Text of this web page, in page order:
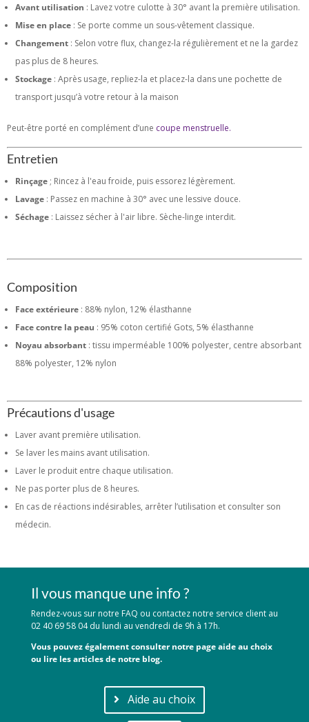
Avant utilisation : Lavez votre culotte à 30° avant la première utilisation.
Mise en place : Se porte comme un sous-vêtement classique.
Changement : Selon votre flux, changez-la régulièrement et ne la gardez
pas plus de 8 heures.
Stockage : Après usage, repliez-la et placez-la dans une pochette de
transport jusqu’à votre retour à la maison
Peut-être porté en complément d’une coupe menstruelle.
Entretien
Rinçage ; Rincez à l'eau froide, puis essorez légèrement.
Lavage : Passez en machine à 30° avec une lessive douce.
Séchage : Laissez sécher à l'air libre. Sèche-linge interdit.
Composition
Face extérieure : 88% nylon, 12% élasthanne
Face contre la peau : 95% coton certifié Gots, 5% élasthanne
Noyau absorbant : tissu imperméable 100% polyester, centre absorbant
88% polyester, 12% nylon
Précautions d'usage
Laver avant première utilisation.
Se laver les mains avant utilisation.
Laver le produit entre chaque utilisation.
Ne pas porter plus de 8 heures.
En cas de réactions indésirables, arrêter l’utilisation et consulter son
médecin.
Il vous manque une info ?
Rendez-vous sur notre FAQ ou contactez notre service client au
02 40 69 58 04 du lundi au vendredi de 9h à 17h.
Vous pouvez également consulter notre page aide au choix
ou lire les articles de notre blog.
Aide au choix